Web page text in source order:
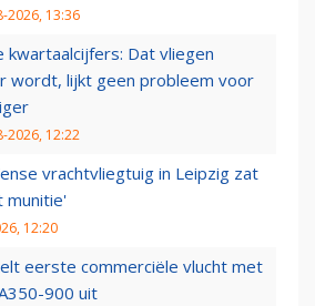
2026, 13:36
kwartaalcijfers: Dat vliegen
wordt, lijkt geen probleem voor
2026, 12:22
vrachtvliegtuig in Leipzig zat
munitie'
12:20
eerste commerciële vlucht met
900 uit